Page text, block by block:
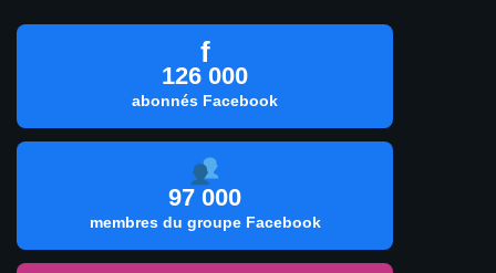
f
126 000
abonnés Facebook
97 000
membres du groupe Facebook